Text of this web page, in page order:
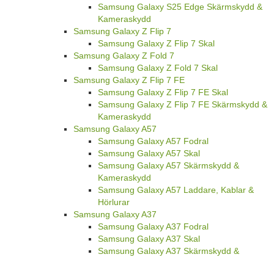
Samsung Galaxy S25 Edge Skärmskydd &
Kameraskydd
Samsung Galaxy Z Flip 7
Samsung Galaxy Z Flip 7 Skal
Samsung Galaxy Z Fold 7
Samsung Galaxy Z Fold 7 Skal
Samsung Galaxy Z Flip 7 FE
Samsung Galaxy Z Flip 7 FE Skal
Samsung Galaxy Z Flip 7 FE Skärmskydd &
Kameraskydd
Samsung Galaxy A57
Samsung Galaxy A57 Fodral
Samsung Galaxy A57 Skal
Samsung Galaxy A57 Skärmskydd &
Kameraskydd
Samsung Galaxy A57 Laddare, Kablar &
Hörlurar
Samsung Galaxy A37
Samsung Galaxy A37 Fodral
Samsung Galaxy A37 Skal
Samsung Galaxy A37 Skärmskydd &